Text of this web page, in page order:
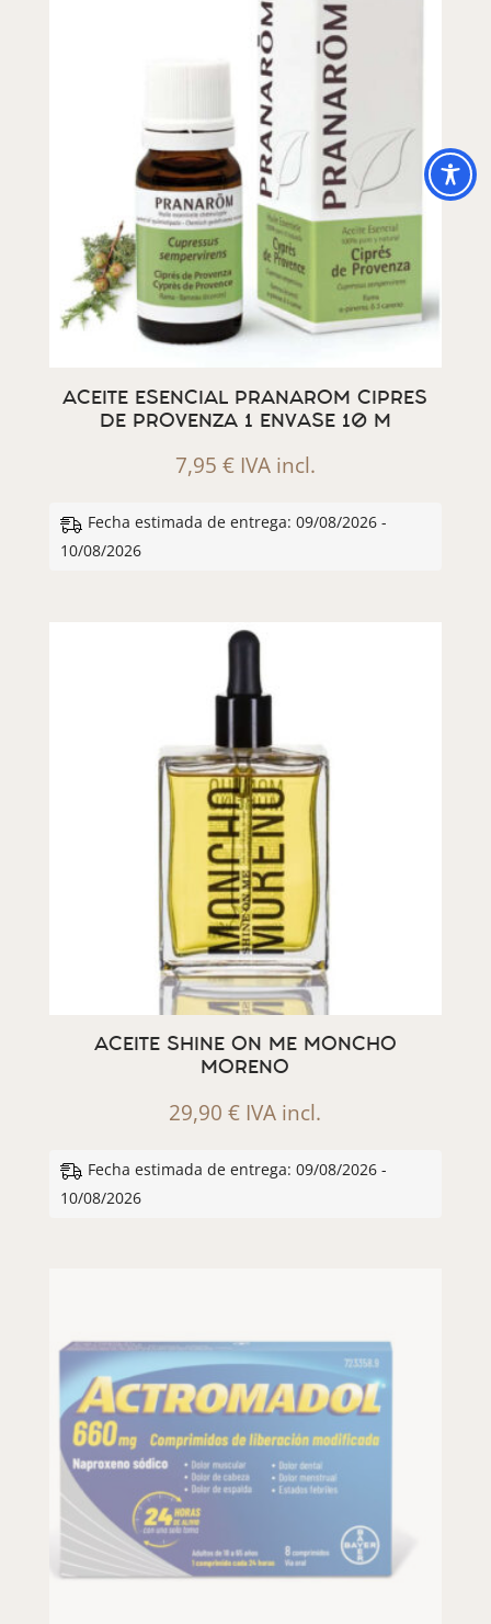
ACEITE ESENCIAL PRANAROM CIPRES
DE PROVENZA 1 ENVASE 10 M
7,95 € IVA incl.
Fecha estimada de entrega: 09/08/2026 -
10/08/2026
ACEITE SHINE ON ME MONCHO
MORENO
29,90€ IVA incl.
Fecha estimada de entrega: 09/08/2026 -
10/08/2026